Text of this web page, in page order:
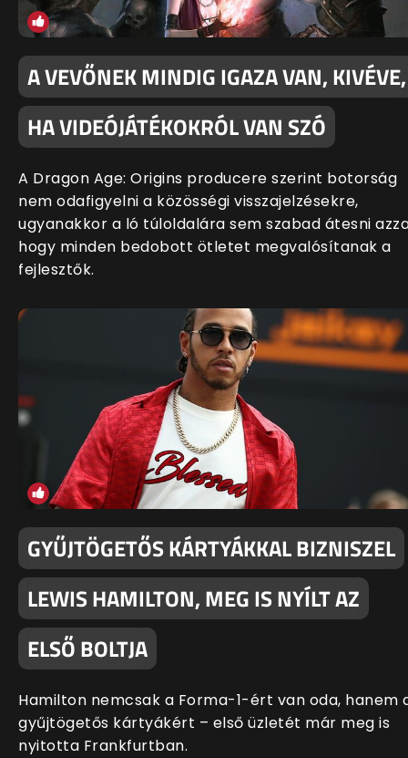
A VEVŐNEK MINDIG IGAZA VAN, KIVÉVE,
HA VIDEÓJÁTÉKOKRÓL VAN SZÓ
A Dragon Age: Origins producere szerint botorság
nem odafigyelni a közösségi visszajelzésekre,
ugyanakkor a ló túloldalára sem szabad átesni
hogy minden bedobott ötletet megvalósítanak a
fejlesztők.
GYŰJTÖGETŐS KÁRTYÁKKAL BIZNISZEL
LEWIS HAMILTON, MEG IS NYÍLT AZ
ELSŐ BOLTJA
Hamilton nemcsak a Forma-1-ért van oda, hanem
gyűjtögetős kártyákért – első üzletét már meg is
nyitotta Frankfurtban.